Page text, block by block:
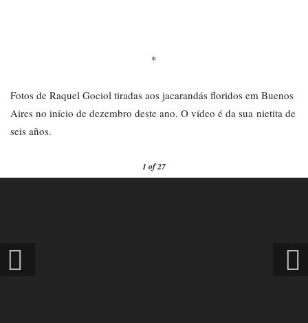
*
Fotos de Raquel Gociol tiradas aos jacarandás floridos em Buenos
Aires no início de dezembro deste ano. O vídeo é da sua nietita de
seis años.
1 of 27